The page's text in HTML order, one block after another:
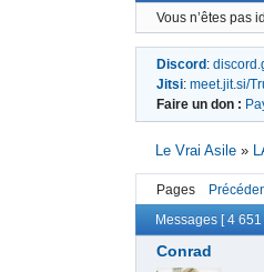
Vous n’êtes pas
Discord:
Jitsi: meet.jit.si/
Faire un don :
Le Vrai Asile »
Pages
Messages [ 4
Conrad